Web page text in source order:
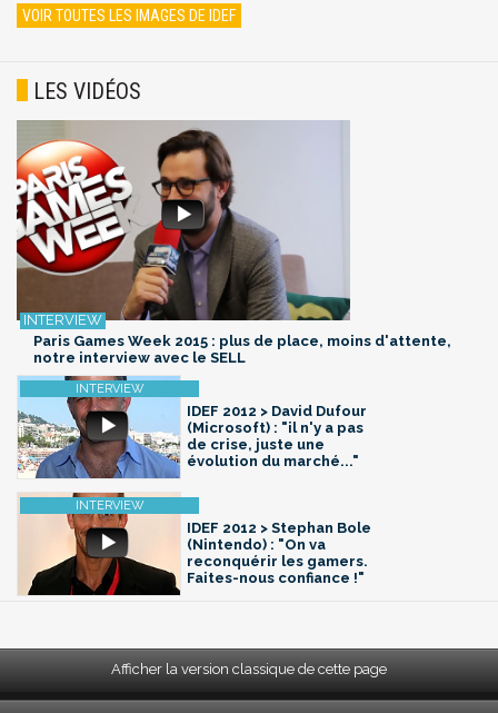
VOIR TOUTES LES IMAGES DE IDEF
LES VIDÉOS
Paris Games Week 2015 : plus de place, moins d'attente,
notre interview avec le SELL
IDEF 2012 > David Dufour
(Microsoft) : "il n'y a pas
de crise, juste une
évolution du marché..."
IDEF 2012 > Stephan Bole
(Nintendo) : "On va
reconquérir les gamers.
Faites-nous confiance !"
Afficher la version classique de cette page